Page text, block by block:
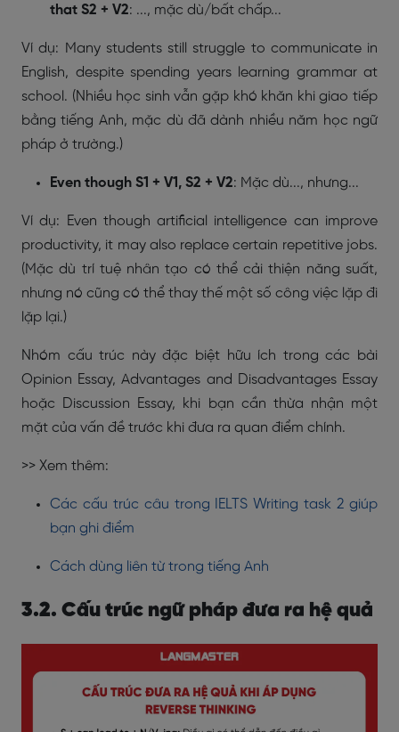
that S2 + V2: ..., mặc dù/bất chấp...
Ví dụ: Many students still struggle to communicate in
English, despite spending years learning grammar at
school. (Nhiều học sinh vẫn gặp khó khăn khi giao tiếp
bằng tiếng Anh, mặc dù đã dành nhiều năm học ngữ
pháp ở trường.)
Even though S1 + V1, S2 + V2: Mặc dù..., nhưng...
Ví dụ: Even though artificial intelligence can improve
productivity, it may also replace certain repetitive jobs.
(Mặc dù trí tuệ nhân tạo có thể cải thiện năng suất,
nhưng nó cũng có thể thay thế một số công việc lặp đi
lặp lại.)
Nhóm cấu trúc này đặc biệt hữu ích trong các bài
Opinion Essay, Advantages and Disadvantages Essay
hoặc Discussion Essay, khi bạn cần thừa nhận một
mặt của vấn đề trước khi đưa ra quan điểm chính.
>> Xem thêm:
Các cấu trúc câu trong IELTS Writing task 2 giúp
bạn ghi điểm
Cách dùng liên từ trong tiếng Anh
3.2. Cấu trúc ngữ pháp đưa ra hệ quả